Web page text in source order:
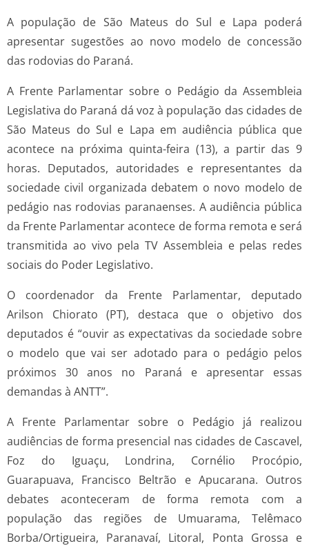
A população de São Mateus do Sul e Lapa poderá
apresentar sugestões ao novo modelo de concessão
das rodovias do Paraná.
A Frente Parlamentar sobre o Pedágio da Assembleia
Legislativa do Paraná dá voz à população das cidades de
São Mateus do Sul e Lapa em audiência pública que
acontece na próxima quinta-feira (13), a partir das 9
horas. Deputados, autoridades e representantes da
sociedade civil organizada debatem o novo modelo de
pedágio nas rodovias paranaenses. A audiência pública
da Frente Parlamentar acontece de forma remota e será
transmitida ao vivo pela TV Assembleia e pelas redes
sociais do Poder Legislativo.
O coordenador da Frente Parlamentar, deputado
Arilson Chiorato (PT), destaca que o objetivo dos
deputados é “ouvir as expectativas da sociedade sobre
o modelo que vai ser adotado para o pedágio pelos
próximos 30 anos no Paraná e apresentar essas
demandas à ANTT”.
A Frente Parlamentar sobre o Pedágio já realizou
audiências de forma presencial nas cidades de Cascavel,
Foz do Iguaçu, Londrina, Cornélio Procópio,
Guarapuava, Francisco Beltrão e Apucarana. Outros
debates aconteceram de forma remota com a
população das regiões de Umuarama, Telêmaco
Borba/Ortigueira, Paranavaí, Litoral, Ponta Grossa e